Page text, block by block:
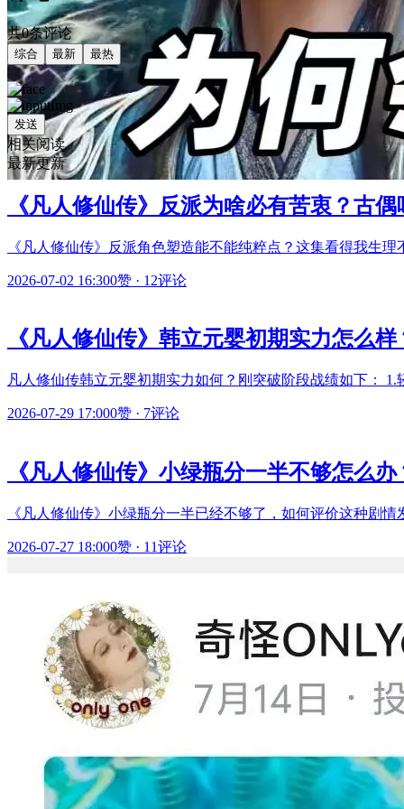
共0条评论
综合 最新 最热
发送
相关阅读
最新更新
《凡人修仙传》反派为啥必有苦衷？古
《凡人修仙传》反派角色塑造能不能纯粹点？这集看得我生
2026-07-02 16:300赞 · 12评论
《凡人修仙传》韩立元婴初期实力怎么
凡人修仙传韩立元婴初期实力如何？刚突破阶段战绩如下：
2026-07-29 17:000赞 · 7评论
《凡人修仙传》小绿瓶分一半不够怎么
《凡人修仙传》小绿瓶分一半已经不够了，如何评价这种剧
2026-07-27 18:000赞 · 11评论